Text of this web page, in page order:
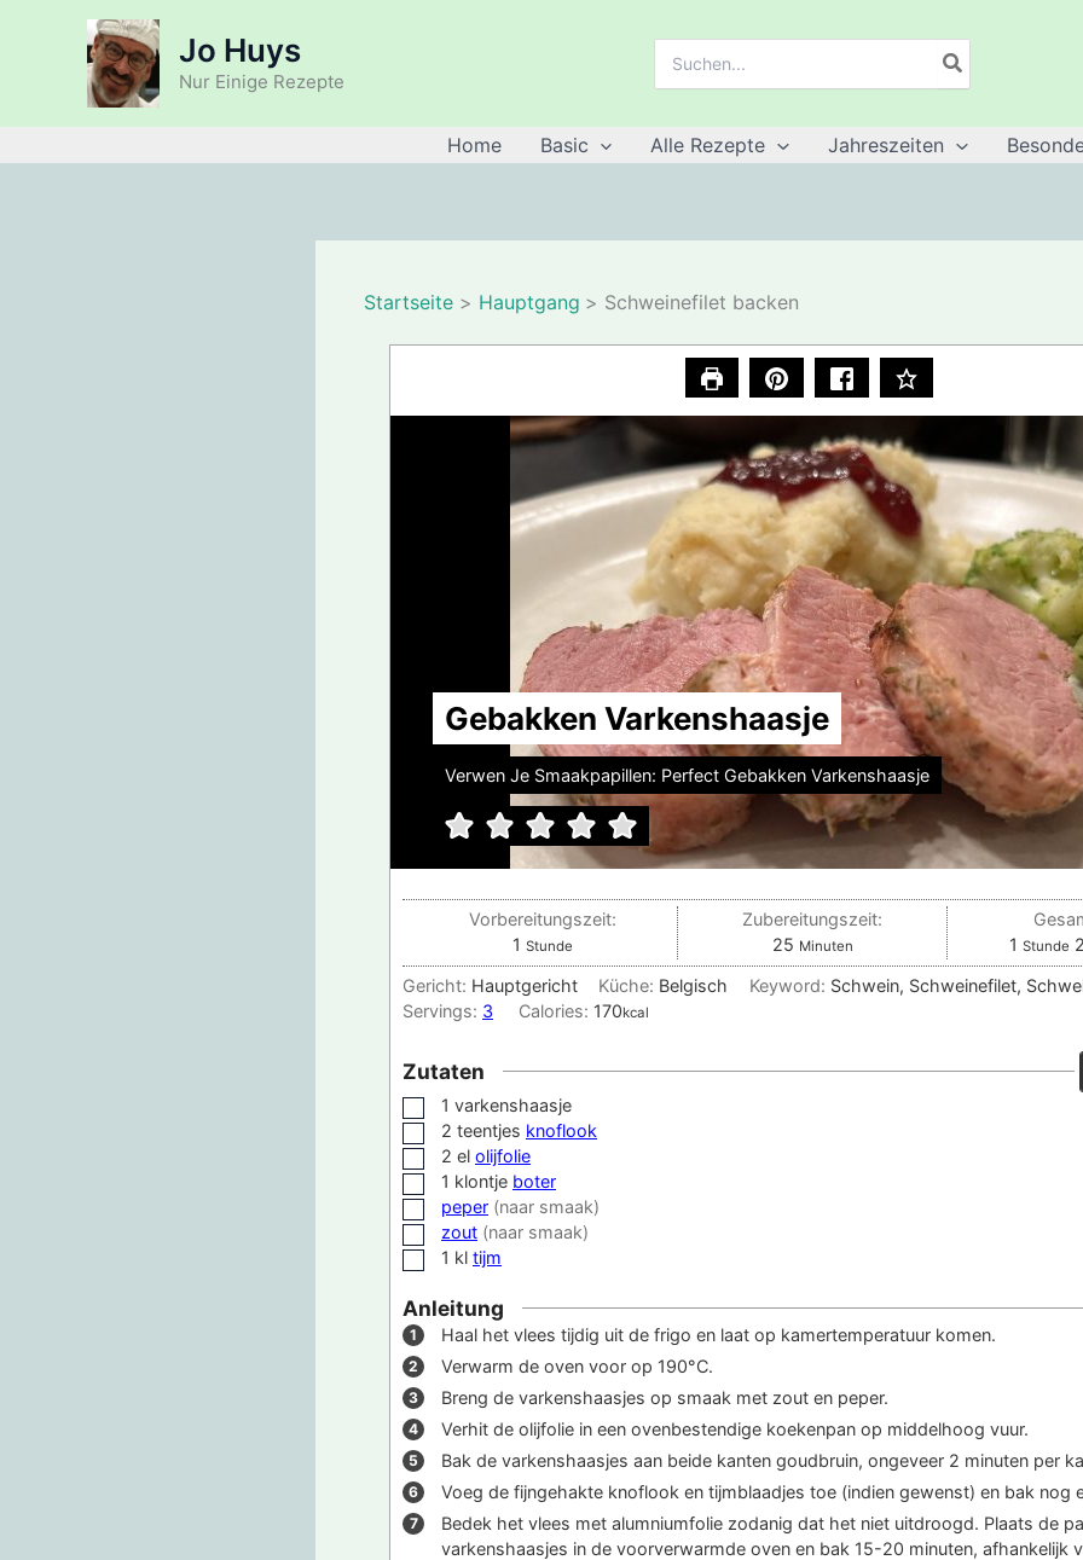
Jo Huys
Nur Einige Rezepte
nach:
Home Basic Alle Rezepte Jahreszeiten
Startseite Hauptgang Schweinefilet backen
Gebakken Varkenshaasje
Verwen Je Smaakpapillen: Perfect Gebakken Varkenshaasje
Vorbereitungszeit:
1 Stunde
Stunde
Zubereitungszeit:
25Minuten
Minuten
1 Stunde
Stunde
Gericht: Hauptgericht Küche: Belgisch Keyword: Schwein, Schweinefilet,
Servings: 3 Calories: 170kcal
Zutaten
▢1 varkenshaasje
▢
2 teentjes knoflook
▢
2 el olijfolie
▢1 klontje boter
▢
peper (naar smaak)
▢zout (naar smaak)
▢1 kl tijm
Anleitung
Haal het vlees tijdig uit de frigo en laat op kamertemperatuur komen.
Verwarm de oven voor op 190°C.
Breng de varkenshaasjes op smaak met zout en peper.
Verhit de olijfolie in een ovenbestendige koekenpan op middelhoog vuur.
Bak de varkenshaasjes aan beide kanten goudbruin, ongeveer 2 minuten per
Voeg de fijngehakte knoflook en tijmblaadjes toe (indien gewenst) en bak nog
Bedek het vlees met alumniumfolie zodanig dat het niet uitdroogd. Plaats de
varkenshaasjes in de voorverwarmde oven en bak 15-20 minuten, afhankelijk